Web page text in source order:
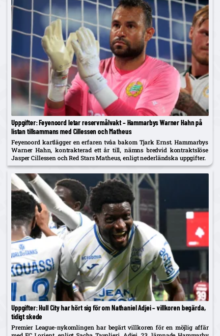
Uppgifter: Feyenoord letar reservmålvakt – Hammarbys Warner Hahn på
listan tillsammans med Cillessen och Matheus
Feyenoord kartlägger en erfaren tvåa bakom Tjark Ernst. Hammarbys
Warner Hahn, kontrakterad ett år till, nämns bredvid kontraktslöse
Jasper Cillessen och Red Stars Matheus, enligt nederländska uppgifter.
Uppgifter: Hull City har hört sig för om Nathaniel Adjei – villkoren begärda,
tidigt skede
Premier League-nykomlingen har begärt villkoren för en möjlig affär